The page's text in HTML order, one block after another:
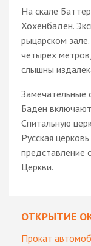
На скале
Хохенбаден.
рыцарском
четырех
слышны
Замечательные
Баден
Спитальную
Русская
представление
Церкви.
ОТКРЫТИЕ
Прокат